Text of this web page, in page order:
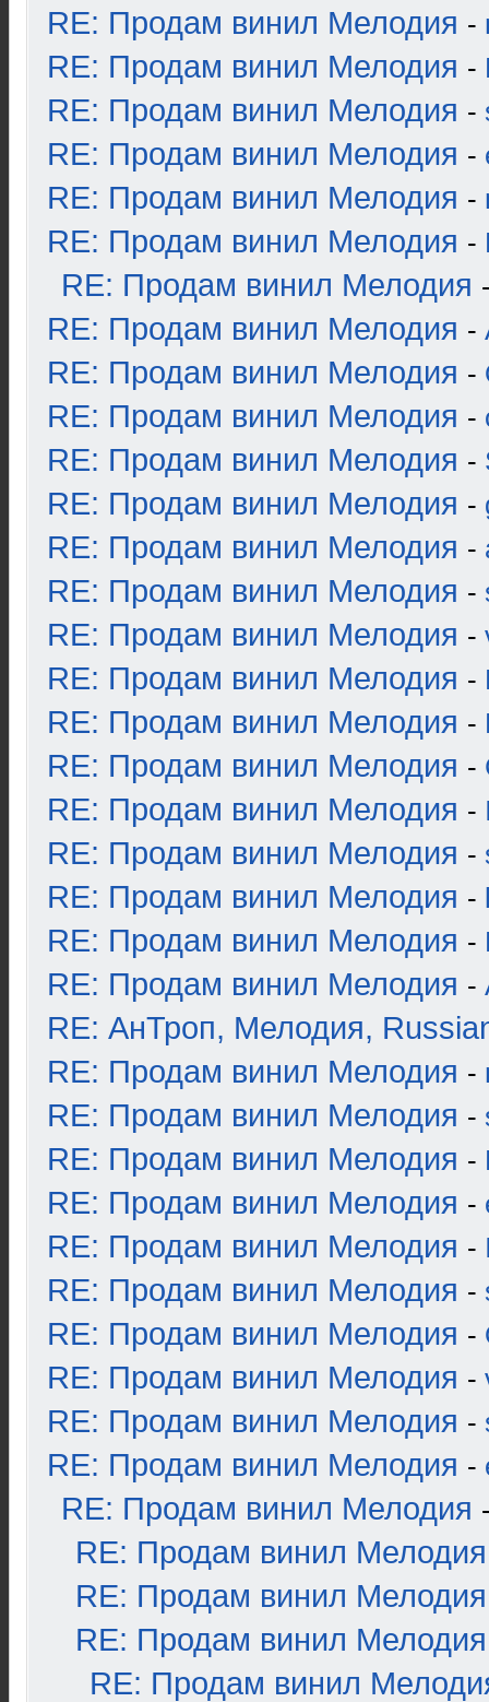
RE: Продам винил Мелодия -
RE: Продам винил Мелодия -
RE: Продам винил Мелодия -
RE: Продам винил Мелодия -
RE: Продам винил Мелодия -
RE: Продам винил Мелодия -
RE: Продам винил Мелодия
RE: Продам винил Мелодия -
RE: Продам винил Мелодия -
RE: Продам винил Мелодия -
RE: Продам винил Мелодия -
RE: Продам винил Мелодия -
RE: Продам винил Мелодия -
RE: Продам винил Мелодия -
RE: Продам винил Мелодия -
RE: Продам винил Мелодия -
RE: Продам винил Мелодия -
RE: Продам винил Мелодия -
RE: Продам винил Мелодия -
RE: Продам винил Мелодия -
RE: Продам винил Мелодия -
RE: Продам винил Мелодия -
RE: Продам винил Мелодия -
RE: АнТроп, Мелодия,
RE: Продам винил Мелодия -
RE: Продам винил Мелодия -
RE: Продам винил Мелодия -
RE: Продам винил Мелодия -
RE: Продам винил Мелодия -
RE: Продам винил Мелодия -
RE: Продам винил Мелодия -
RE: Продам винил Мелодия -
RE: Продам винил Мелодия -
RE: Продам винил Мелодия -
RE: Продам винил Мелодия
RE: Продам винил Мелодия
RE: Продам винил Мелодия
RE: Продам винил Мелодия
RE: Продам винил